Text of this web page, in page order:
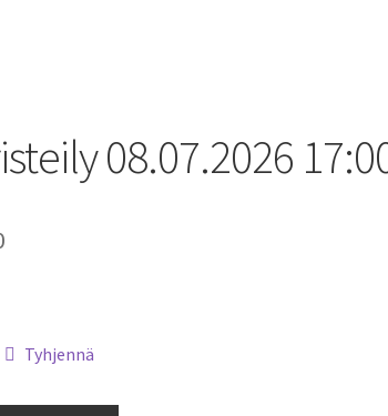
08.07.2026
Price
through
€20,00
Tyhjennä